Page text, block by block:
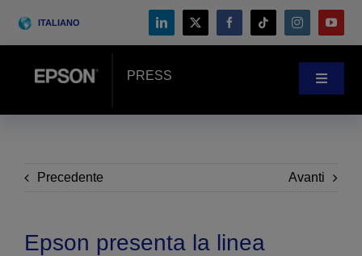
ITALIANO
PRESS
Toggle
CASE HISTORY
Precedente Avanti
Epson presenta la linea